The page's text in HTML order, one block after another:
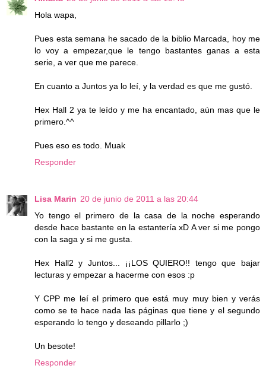
Hola wapa,
Pues esta semana he sacado de la biblio Marcada, hoy me
lo voy a empezar,que le tengo bastantes ganas a esta
serie, a ver que me parece.
En cuanto a Juntos ya lo leí, y la verdad es que me gustó.
Hex Hall 2 ya te leído y me ha encantado, aún mas que le
primero.^^
Pues eso es todo. Muak
Responder
Lisa Marin 20 de junio de 2011 a las 20:44
Yo tengo el primero de la casa de la noche esperando
desde hace bastante en la estantería xD A ver si me pongo
con la saga y si me gusta.
Hex Hall2 y Juntos... ¡¡LOS QUIERO!! tengo que bajar
lecturas y empezar a hacerme con esos :p
Y CPP me leí el primero que está muy muy bien y verás
como se te hace nada las páginas que tiene y el segundo
esperando lo tengo y deseando pillarlo ;)
Un besote!
Responder